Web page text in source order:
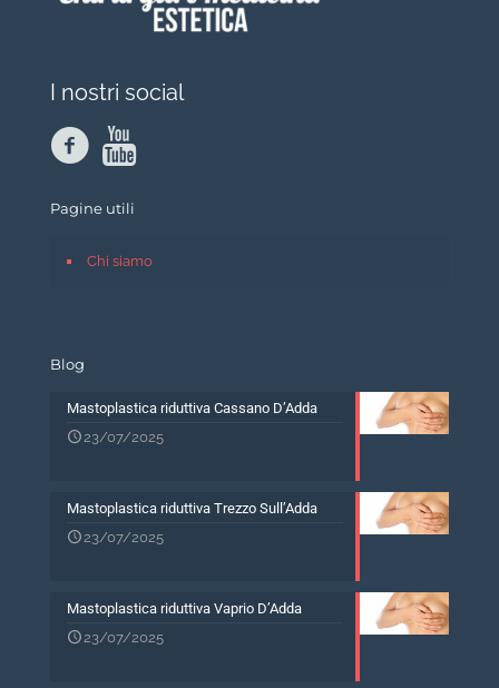
I nostri social
Pagine utili
Chi siamo
Blog
Mastoplastica riduttiva Cassano D’Adda
23/07/2025
Mastoplastica riduttiva Trezzo Sull’Adda
23/07/2025
Mastoplastica riduttiva Vaprio D’Adda
23/07/2025